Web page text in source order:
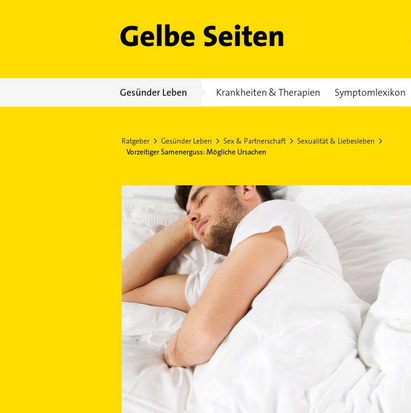
Gelbe Seiten
Gesünder Leben Krankheiten & Therapien Symptomlexikon
Ratgeber Gesünder Leben Sex & Partnerschaft
Sexualität & Liebesleben
Vorzeitiger Samenerguss: Mögliche Ursachen